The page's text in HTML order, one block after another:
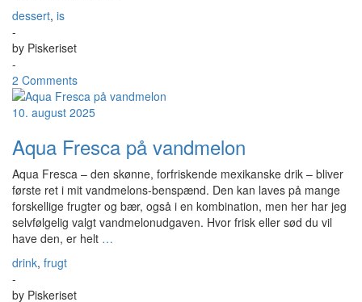
dessert, is
-
by Piskeriset
-
2 Comments
10. august 2025
Aqua Fresca på vandmelon
Aqua Fresca – den skønne, forfriskende mexikanske drik – bliver
første ret i mit vandmelons-benspænd. Den kan laves på mange
forskellige frugter og bær, også i en kombination, men her har jeg
selvfølgelig valgt vandmelonudgaven. Hvor frisk eller sød du vil
have den, er helt …
drink, frugt
-
by Piskeriset